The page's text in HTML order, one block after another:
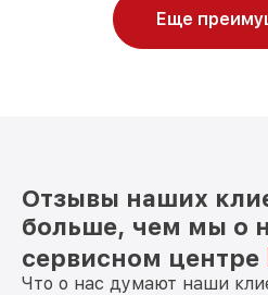
Еще
Отзывы наших
больше, чем мы о
сервисном центре
Что о нас думают наши